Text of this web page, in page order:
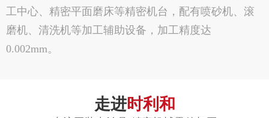
工中心、精密平面磨床等精密机台，配有喷砂机、滚
磨机、清洗机等加工辅助设备，加工精度达
0.002mm。
走进时利和